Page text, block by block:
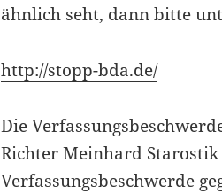
ähnlich seht, dann bitte
http://stopp-bda.de/
Die
Richter Meinhard
Verfassungsbeschwerde